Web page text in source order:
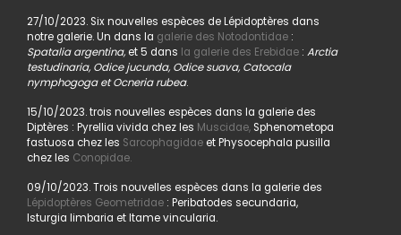
27/10/2023. Six nouvelles espèces de Lépidoptères dans
notre galerie. Un dans la galerie des Notodontidae:
Spatalia argentina, et 5 dans la galerie des Erebidae: Arctia
testudinaria, Odice jucunda, Odice suava, Catocala
nymphogoga et Ocneria rubea.
15/10/2023. trois nouvelles espèces dans la galerie des
Diptères : Pyrellia vivida chez les Muscidae,Sphenometopa
fastuosa chez les Sarcophagidaeet Physocephala pusilla
chez les Conopidae.
09/10/2023. Trois nouvelles espèces dans la galerie des
Lépidoptères Geometridae: Peribatodes secundaria,
Isturgia limbaria et Itame vincularia.